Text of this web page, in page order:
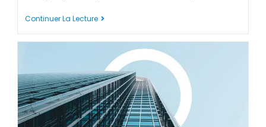
Continuer La Lecture